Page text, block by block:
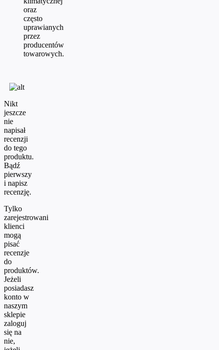
oraz
często
uprawianych
przez
producentów
towarowych.
Nikt
jeszcze
nie
napisał
recenzji
do tego
produktu.
Bądź
pierwszy
i napisz
recenzję.
Tylko
zarejestrowani
klienci
mogą
pisać
recenzje
do
produktów.
Jeżeli
posiadasz
konto w
naszym
sklepie
zaloguj
się na
nie,